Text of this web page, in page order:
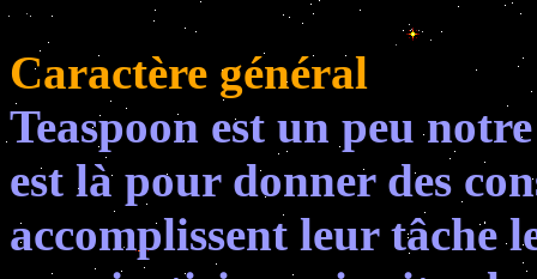
Caractère général
Teaspoon est un peu
est là pour donner des
accomplissent leur tâche